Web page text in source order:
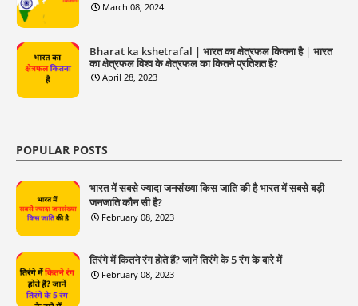
March 08, 2024
Bharat ka kshetrafal | भारत का क्षेत्रफल कितना है | भारत
का क्षेत्रफल विश्व के क्षेत्रफल का कितने प्रतिशत है?
April 28, 2023
POPULAR POSTS
भारत में सबसे ज्यादा जनसंख्या किस जाति की है भारत में सबसे बड़ी
जनजाति कौन सी है?
February 08, 2023
तिरंगे में कितने रंग होते हैं? जानें तिरंगे के 5 रंग के बारे में
February 08, 2023